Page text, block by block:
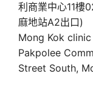
利商業中心11樓
麻地站A2出口)
Mong Kok clinic
Pakpolee
Street South,